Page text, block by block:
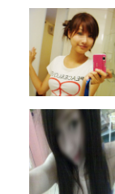
500x500
500x500